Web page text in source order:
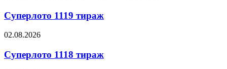
Суперлото 1119 тираж
02.08.2026
Суперлото 1118 тираж